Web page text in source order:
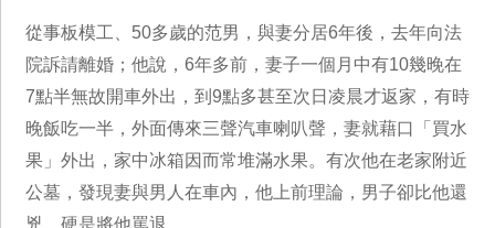
從事板模工、50多歲的范男，與妻分居6年後，去年向法
院訴請離婚；他說，6年多前，妻子一個月中有10幾晚在
7點半無故開車外出，到9點多甚至次日凌晨才返家，有時
晚飯吃一半，外面傳來三聲汽車喇叭聲，妻就藉口「買水
果」外出，家中冰箱因而常堆滿水果。有次他在老家附近
公墓，發現妻與男人在車內，他上前理論，男子卻比他還